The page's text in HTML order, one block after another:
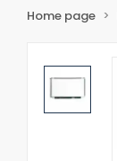
Home page